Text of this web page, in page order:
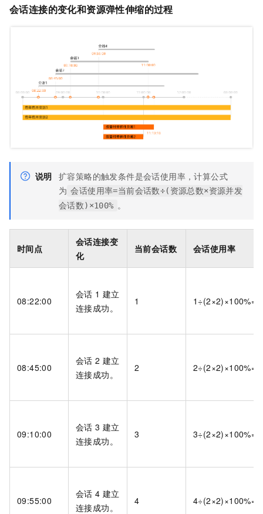
会话连接的变化和资源弹性伸缩的过程
说明 扩容策略的触发条件是会话使用率，计算公式
为 会话使用率=当前会话数÷(资源总数×资源并发
会话数)×100% 。
时间点
会话连接变
化
当前会话数 会话使用率
08:22:00
会话 1 建立
连接成功。
1
08:45:00
会话 2 建立
连接成功。
2
09:10:00
会话 3 建立
连接成功。
3
09:55:00
会话 4 建立
连接成功。
4